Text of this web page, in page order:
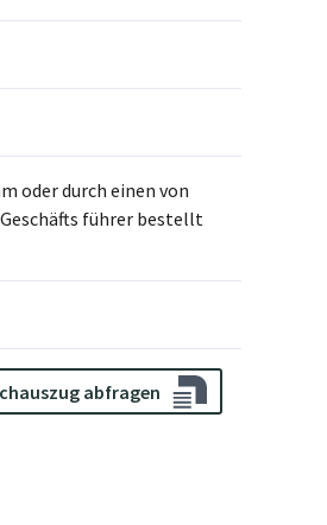
oder durch einen von
führer bestellt
abfragen